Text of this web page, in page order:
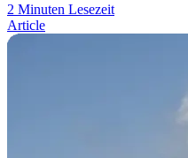
2 Minuten Lesezeit
Article